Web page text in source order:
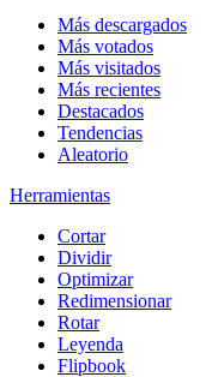
Más descargados
Más votados
Más visitados
Más recientes
Destacados
Tendencias
Aleatorio
Herramientas
Cortar
Dividir
Optimizar
Redimensionar
Rotar
Leyenda
Flipbook